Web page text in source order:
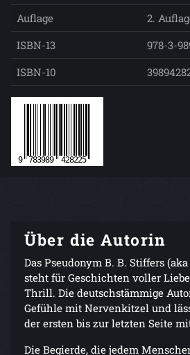
Auflage
2.
ISBN-13
978-3-
ISBN-10
Über die Autorin
Das Pseudonym B. B. Stiffers
steht für Geschichten voller
Thrill. Die deutschstämmige
Gefühle mit Nervenkitzel und
der ersten bis zur letzten Seite
Die Begierde, die jedem